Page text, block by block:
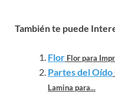
También te puede
Flor Flor para
Partes del Oído
Lamina para...